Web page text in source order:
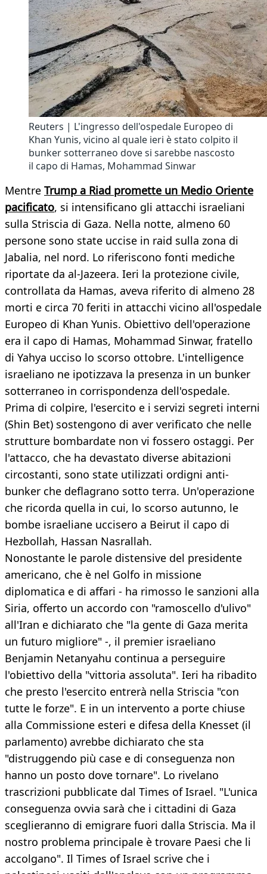
Reuters | L'ingresso dell'ospedale Europeo di
Khan Yunis, vicino al quale ieri è stato colpito il
bunker sotterraneo dove si sarebbe nascosto
il capo di Hamas, Mohammad Sinwar
Mentre Trump a Riad promette un Medio Oriente
pacificato, si intensificano gli attacchi israeliani
sulla Striscia di Gaza. Nella notte, almeno 60
persone sono state uccise in raid sulla zona di
Jabalia, nel nord. Lo riferiscono fonti mediche
riportate da al-Jazeera. Ieri la protezione civile,
controllata da Hamas, aveva riferito di almeno 28
morti e circa 70 feriti in attacchi vicino all'ospedale
Europeo di Khan Yunis. Obiettivo dell'operazione
era il capo di Hamas, Mohammad Sinwar, fratello
di Yahya ucciso lo scorso ottobre. L'intelligence
israeliano ne ipotizzava la presenza in un bunker
sotterraneo in corrispondenza dell'ospedale.
Prima di colpire, l'esercito e i servizi segreti interni
(Shin Bet) sostengono di aver verificato che nelle
strutture bombardate non vi fossero ostaggi. Per
l'attacco, che ha devastato diverse abitazioni
circostanti, sono state utilizzati ordigni anti-
bunker che deflagrano sotto terra. Un'operazione
che ricorda quella in cui, lo scorso autunno, le
bombe israeliane uccisero a Beirut il capo di
Hezbollah, Hassan Nasrallah.
Nonostante le parole distensive del presidente
americano, che è nel Golfo in missione
diplomatica e di affari - ha rimosso le sanzioni alla
Siria, offerto un accordo con "ramoscello d'ulivo"
all'Iran e dichiarato che "la gente di Gaza merita
un futuro migliore" -, il premier israeliano
Benjamin Netanyahu continua a perseguire
l'obiettivo della "vittoria assoluta". Ieri ha ribadito
che presto l'esercito entrerà nella Striscia "con
tutte le forze". E in un intervento a porte chiuse
alla Commissione esteri e difesa della Knesset (il
parlamento) avrebbe dichiarato che sta
"distruggendo più case e di conseguenza non
hanno un posto dove tornare". Lo rivelano
trascrizioni pubblicate dal Times of Israel. "L'unica
conseguenza ovvia sarà che i cittadini di Gaza
sceglieranno di emigrare fuori dalla Striscia. Ma il
nostro problema principale è trovare Paesi che li
accolgano". Il Times of Israel scrive che i